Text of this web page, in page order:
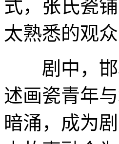
式，张氏瓷
太熟悉的观
剧中，邯
述画瓷青年
暗涌，成为